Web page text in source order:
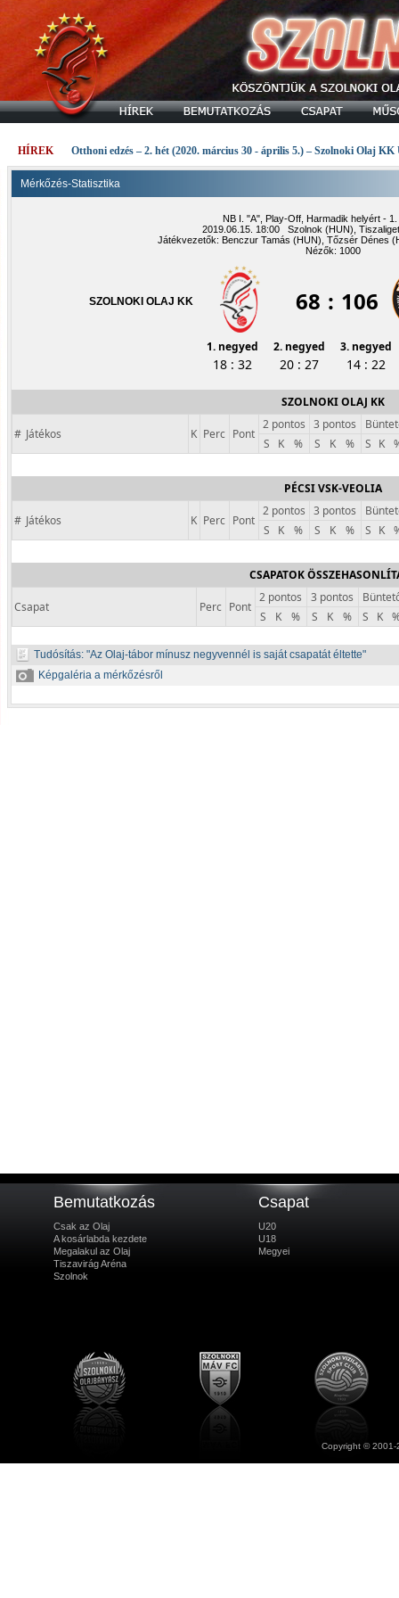
HÍREK Otthoni edzés – 2. hét (2020. március 30 - április 5.) – Szolnoki Olaj KK
Mérkőzés-Statisztika
NB I. "A", Play-Off, Harmadik helyért -
2019.06.15. 18:00 Szolnok (HUN),
Játékvezetők: Benczur Tamás (HUN), Tőzsér Dénes
Nézők: 1000
SZOLNOKI OLAJ KK 68 : 106
1. negyed 2. negyed 3. negyed
18 : 32 20 : 27 14 : 22
SZOLNOKI OLAJ KK
# Játékos K Perc Pont
2 pontos 3 pontos
S
K % S K % S K
PÉCSI VSK-VEOLIA
# Játékos K Perc Pont
2 pontos 3 pontos
S
K % S K % S K
CSAPATOK
Csapat Perc Pont
2 pontos 3 pontos
S
K % S K % S K
Tudósítás: Az Olaj-tábor mínusz negyvennél is saját csapatát éltette
Képgaléria a mérkőzésről
Bemutatkozás
Csak az Olaj
A kosárlabda kezdete
Megalakul az Olaj
Tiszavirág Aréna
Szolnok
Csapat
U20
U18
Megyei
Copyright ©